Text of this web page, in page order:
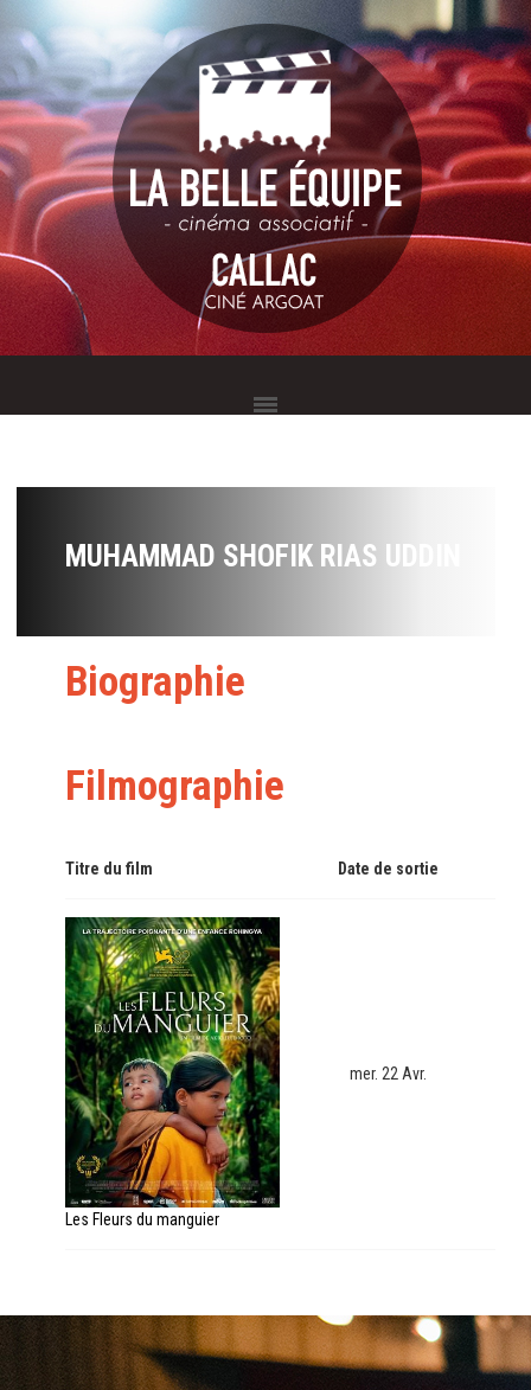
MUHAMMAD SHOFIK RIAS UDDIN
Biographie
Filmographie
Titre du film Date de sortie
Les Fleurs du manguier
mer. 22 Avr.